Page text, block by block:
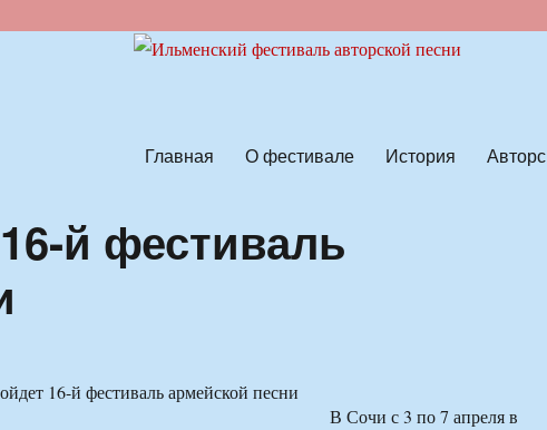
Главная О фестивале История
й фестиваль
В Сочи с 3 по 7 апреля в